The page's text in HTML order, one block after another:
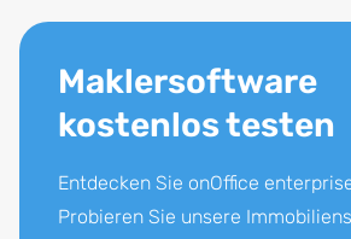
Maklersoftware
kostenlos testen
Entdecken Sie onOffice
Probieren Sie unsere